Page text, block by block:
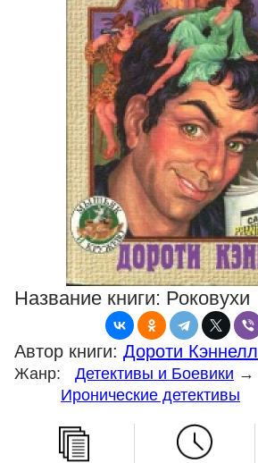
Название книги: Роковухи
Автор книги: Дороти Кэннелл
Жанр: Детективы и Боевики →
Иронические детективы